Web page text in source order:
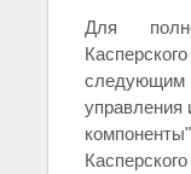
Для
управления